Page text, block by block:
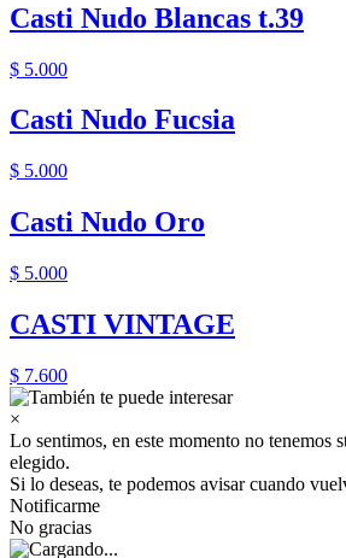
Casti Nudo Blancas t.39
$ 5.000
Casti Nudo Fucsia
$ 5.000
Casti Nudo Oro
$ 5.000
CASTI VINTAGE
$ 7.600
×
Lo sentimos, en este momento no tenemos
elegido.
Si lo deseas, te podemos avisar cuando
Notificarme
No gracias